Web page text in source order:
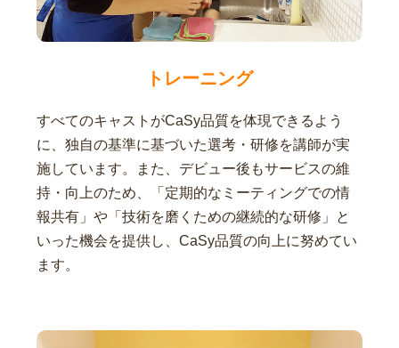
トレーニング
すべてのキャストがCaSy品質を体現できるよう
に、独自の基準に基づいた選考・研修を講師が実
施しています。また、デビュー後もサービスの維
持・向上のため、「定期的なミーティングでの情
報共有」や「技術を磨くための継続的な研修」と
いった機会を提供し、CaSy品質の向上に努めてい
ます。